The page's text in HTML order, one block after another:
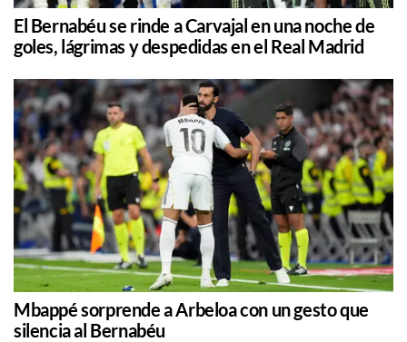
El Bernabéu se rinde a Carvajal en una noche de
goles, lágrimas y despedidas en el Real Madrid
Mbappé sorprende a Arbeloa con un gesto que
silencia al Bernabéu